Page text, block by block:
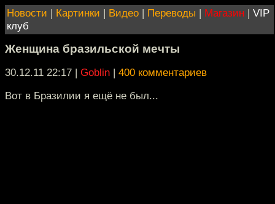
Новости | Картинки | Видео | Переводы | Магазин | VIP
клуб
Женщина бразильской мечты
30.12.11 22:17 | Goblin | 400 комментариев
Вот в Бразилии я ещё не был...